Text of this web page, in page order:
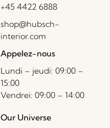
+45 4422 6888
shop@hubsch-
interior.com
Appelez-nous
Lundi – jeudi: 09:00 –
15:00
Vendrei: 09:00 – 14:00
Our Universe